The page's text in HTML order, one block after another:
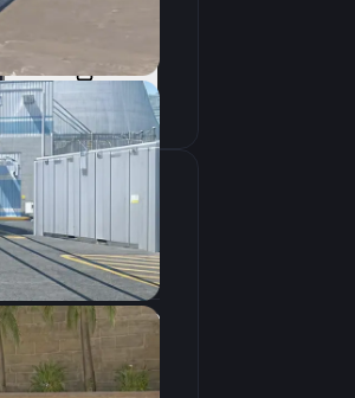
Скопировать
1280×800
16:10
Растянутое